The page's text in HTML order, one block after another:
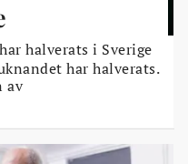
halverats i Sverige
har halverats.
av